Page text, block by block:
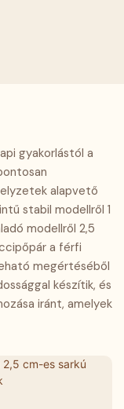
biztosít
kialakításuknak
ezek a cipők
táncstílusokhoz,
és
alkalmasak,
a
színpadi
mind a
gyakorláshoz, így
választást
számára.
gyakorlástól a
alapvető
stabil modellről 1
modellről 2,5
a férfi
megértéséből
készítik, és
iránt, amelyek